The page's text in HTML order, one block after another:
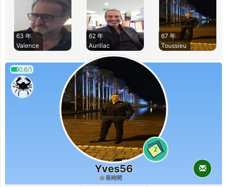
63 年
Valence
62 年
Aurillac
67 年
Toussieu
0.6/1
2
Yves56
長時間